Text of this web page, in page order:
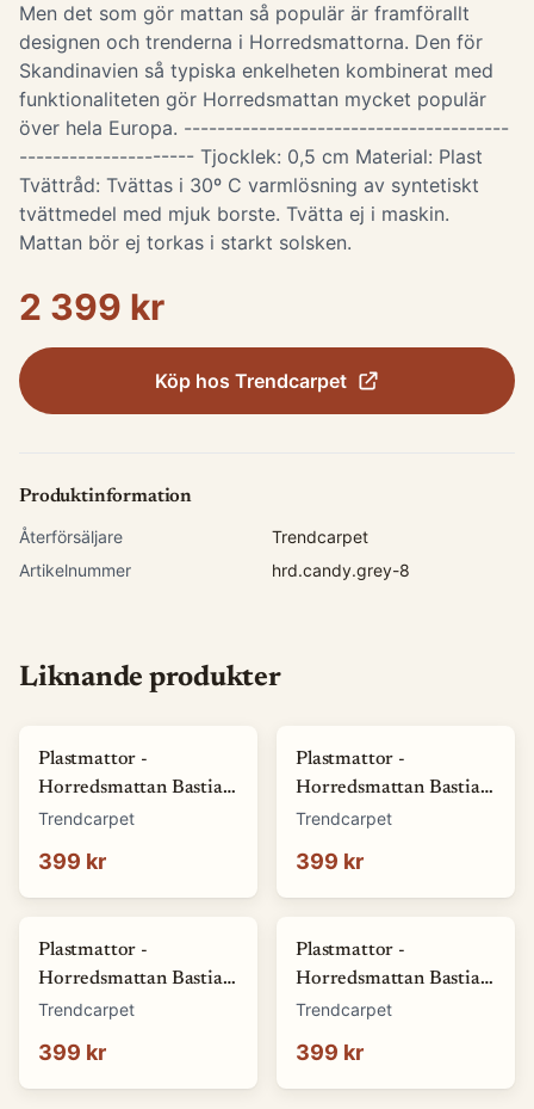
Men det som gör mattan så populär är framförallt
designen och trenderna i Horredsmattorna. Den för
Skandinavien så typiska enkelheten kombinerat med
funktionaliteten gör Horredsmattan mycket populär
över hela Europa. ---------------------------------------
--------------------- Tjocklek: 0,5 cm Material: Plast
Tvättråd: Tvättas i 30º C varmlösning av syntetiskt
tvättmedel med mjuk borste. Tvätta ej i maskin.
Mattan bör ej torkas i starkt solsken.
2 399 kr
Köp hos Trendcarpet
Produktinformation
Återförsäljare
Trendcarpet
Artikelnummer
hrd.candy.grey-8
Liknande produkter
Plastmattor -
Horredsmattan Bastian
(grön) (Storlek: 70 x 50
Trendcarpet
399 kr
Plastmattor -
Horredsmattan Bastian
(röd) (Storlek: 70 x 50
Trendcarpet
399 kr
Plastmattor -
Horredsmattan Bastian
(blå) (Storlek: 70 x 50
Trendcarpet
399 kr
Plastmattor -
Horredsmattan Bastian
(brun) (Storlek: 70 x 50
Trendcarpet
399 kr